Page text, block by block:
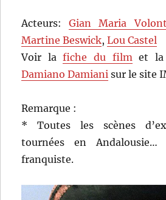
Acteurs:Gian Maria
Martine Beswick,Lou Castel
Voir lafiche du filmet la
Damiano Damiani sur le site
Remarque :
* Toutes les scènes
tournées en
franquiste.